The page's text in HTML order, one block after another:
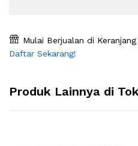
Mulai Berjualan di
Daftar Sekarang!
Produk Lainnya di